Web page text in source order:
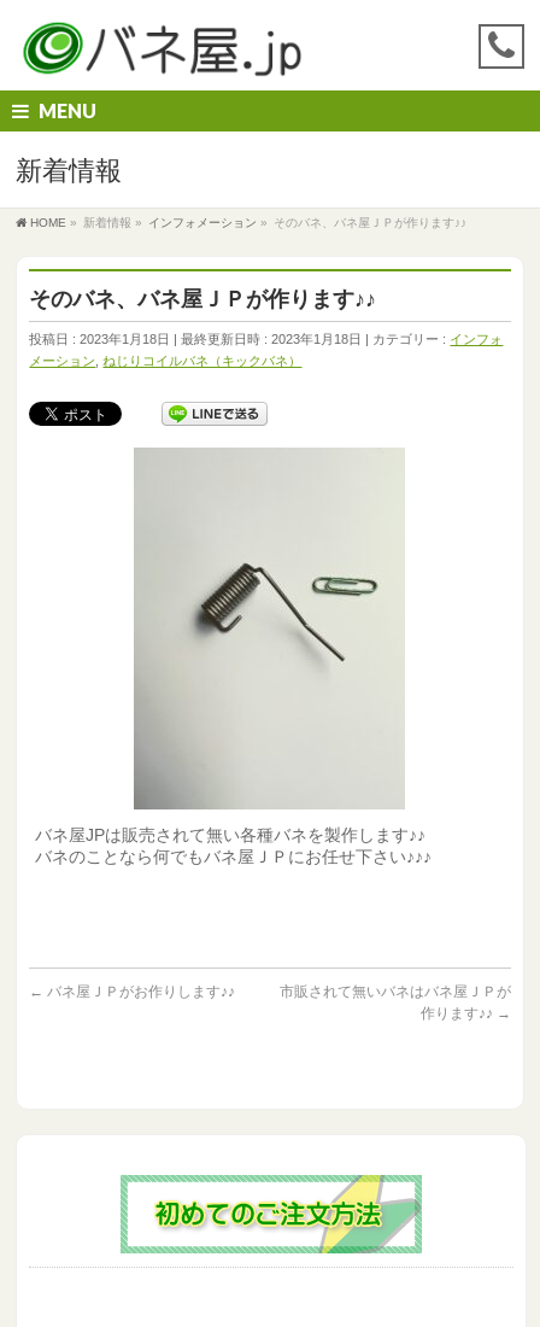
MENU
新着情報
HOME » 新着情報 » インフォメーション » そのバネ、バネ屋ＪＰが作ります♪♪
そのバネ、バネ屋ＪＰが作ります♪♪
投稿日 : 2023年1月18日 最終更新日時 : 2023年1月18日 カテゴリー : インフォ
メーション ,ねじりコイルバネ（キックバネ）
バネ屋JPは販売されて無い各種バネを製作します♪♪
バネのことなら何でもバネ屋ＪＰにお任せ下さい♪♪♪
← バネ屋ＪＰがお作りします♪♪
市販されて無いバネはバネ屋ＪＰが
作ります♪♪ →